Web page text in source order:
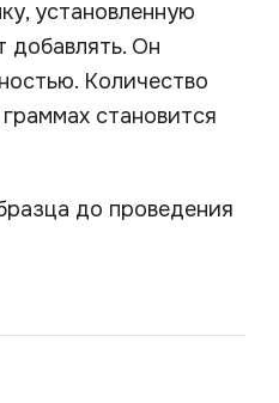
установленную
добавлять. Он
Количество
становится
до проведения